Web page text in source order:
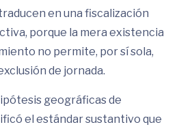
en una fiscalización
porque la mera existencia
no permite, por sí sola,
de jornada.
geográficas de
el estándar sustantivo que